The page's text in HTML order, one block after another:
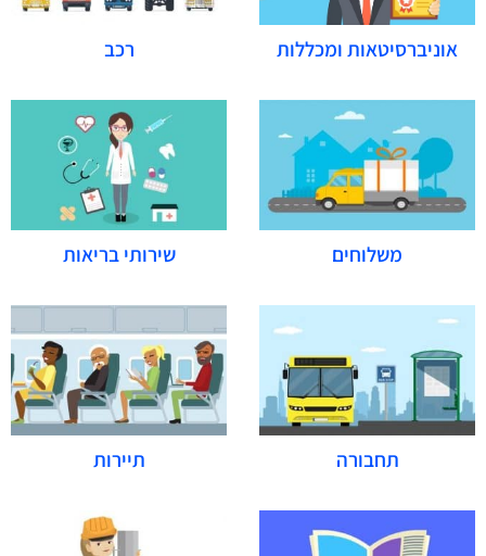
אוניברסיטאות ומכללות רכב
משלוחים שירותי בריאות
תחבורה תיירות